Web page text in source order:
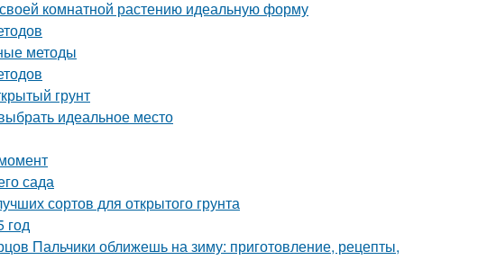
комнатной растению идеальную форму
методы
грунт
идеальное место
сада
сортов для открытого грунта
год
Пальчики оближешь на зиму: приготовление, рецепты,